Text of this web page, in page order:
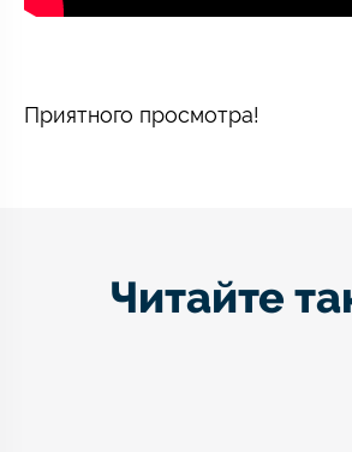
Приятного просмотра!
Читайте